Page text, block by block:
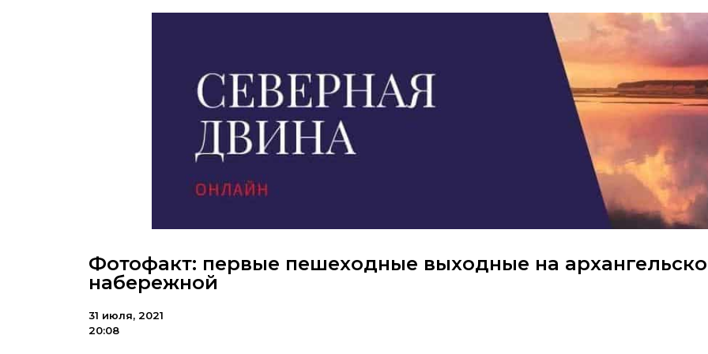
Фотофакт: первые пешеходные выходные на
набережной
31 июля, 2021
20:08